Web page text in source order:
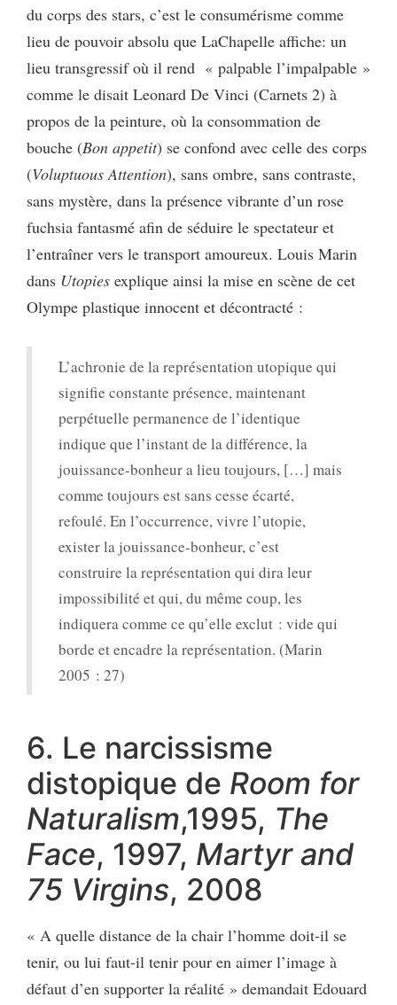
du corps des stars, c’est le consumérisme comme
lieu de pouvoir absolu que LaChapelle affiche: un
lieu transgressif où il rend « palpable l’impalpable »
comme le disait Leonard De Vinci (Carnets 2) à
propos de la peinture, où la consommation de
bouche (Bon appetit) se confond avec celle des corps
(Voluptuous Attention), sans ombre, sans contraste,
sans mystère, dans la présence vibrante d’un rose
fuchsia fantasmé afin de séduire le spectateur et
l’entraîner vers le transport amoureux. Louis Marin
dans Utopies explique ainsi la mise en scène de cet
Olympe plastique innocent et décontracté :
L’achronie de la représentation utopique qui
signifie constante présence, maintenant
perpétuelle permanence de l’identique
indique que l’instant de la différence, la
jouissance-bonheur a lieu toujours, […] mais
comme toujours est sans cesse écarté,
refoulé. En l’occurrence, vivre l’utopie,
exister la jouissance-bonheur, c’est
construire la représentation qui dira leur
impossibilité et qui, du même coup, les
indiquera comme ce qu’elle exclut : vide qui
borde et encadre la représentation. (Marin
2005 : 27)
6. Le narcissisme
distopique de Room for
Naturalism,1995, The
Face, 1997, Martyr and
75 Virgins, 2008
« A quelle distance de la chair l’homme doit-il se
tenir, ou lui faut-il tenir pour en aimer l’image à
défaut d’en supporter la réalité » demandait Edouard